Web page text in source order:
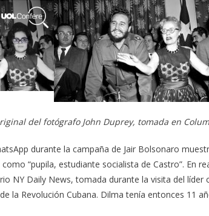
del fotógrafo John Duprey, tomada en
durante la campaña de Jair Bolsonaro
“pupila, estudiante socialista de Castro”. En
NY Daily News, tomada durante la visita del líder
la Revolución Cubana. Dilma tenía entonces 11